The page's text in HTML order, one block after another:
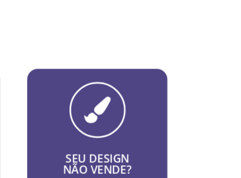
SEU DESIGN
NÃO VENDE?
NEUROMARKETING
Aplicamos psicologia e
tecnologia de alta conversão,
experiências únicas através de